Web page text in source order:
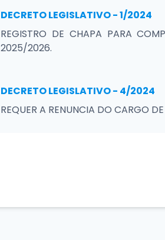
DECRETO LEGISLATIVO - 1/2024
REGISTRO DE CHAPA PARA
2025/2026.
DECRETO LEGISLATIVO - 4/2024
REQUER A RENUNCIA DO CARGO
Audiência Pública referente a